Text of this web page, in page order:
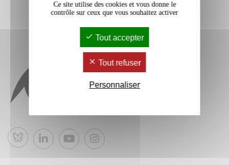
Bluesky
Ce site utilise des cookies et vous donne le
contrôle sur ceux que vous souhaitez activer
Tout accepter
Tout refuser
Personnaliser